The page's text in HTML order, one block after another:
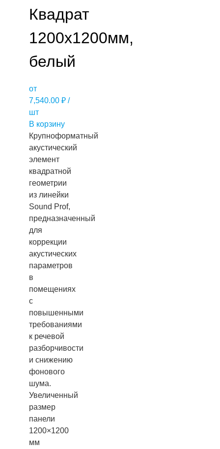
Квадрат
1200х1200мм,
белый
от
7,540.00 ₽ /
шт
В корзину
Крупноформатный
акустический
элемент
квадратной
геометрии
из линейки
Sound Prof,
предназначенный
для
коррекции
акустических
параметров
в
помещениях
с
повышенными
требованиями
к речевой
разборчивости
и снижению
фонового
шума.
Увеличенный
размер
панели
1200×1200
мм